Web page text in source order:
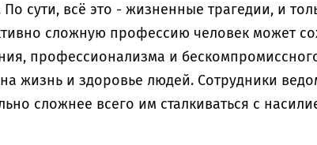
По сути, всё это - жизненные трагедии, и
сложную профессию человек может
профессионализма и
на жизнь и здоровье людей. Сотрудники
сложнее всего им сталкиваться с